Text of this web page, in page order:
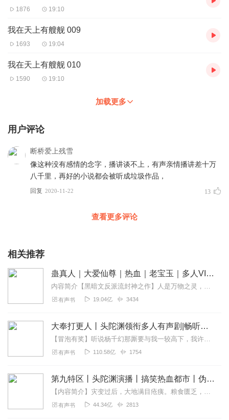
1876 19:10
我在天上有艘舰 009
1693 19:04
我在天上有艘舰 010
1590 19:10
加载更多
用户评论
断桥爱上残雪
像这种没有感情的念字，播讲谈不上，有声亲情播讲差十万
八千里，再好的小说都会被听成垃圾作品，
回复 2020-11-22 13
查看更多评论
相关推荐
蛊真人｜大爱仙尊｜热血｜老宝玉｜多人VIP免费有声剧
内容简介【黑暗文反派流封神之作】人是万物之灵，蛊是天地真精。一个穿越者不断重生的故事。一个养蛊、炼蛊、用蛊的奇特世界。配音组（男角色）老宝玉旁白...
有声书 19.04亿 3434
大奉打更人丨头陀渊领衔多人有声剧|畅听全集|王鹤棣、田曦薇主演影视剧原著|卖报小郎君
【冒泡有奖】听说杨千幻那厮要与我一较高下，我许七安要开始装叉了！快进入声音播放页戳下方输入框，冒个泡偷偷告诉我，我要用哪些诗词才能胜过他？说得好的，有赏！202...
有声书 110.58亿 1754
第九特区丨头陀渊演播丨搞笑热血都市丨伪戒丨VIP免费多人有声剧
【内容简介】灾变过后，大地满目疮痍。粮食匮乏，资源紧俏，局势混乱……一位从待规划区杀出来的青年，背对着漫天黄沙，孤身来到九区谋生，却不曾想偶然结识三五好友，一念...
有声书 44.34亿 2813